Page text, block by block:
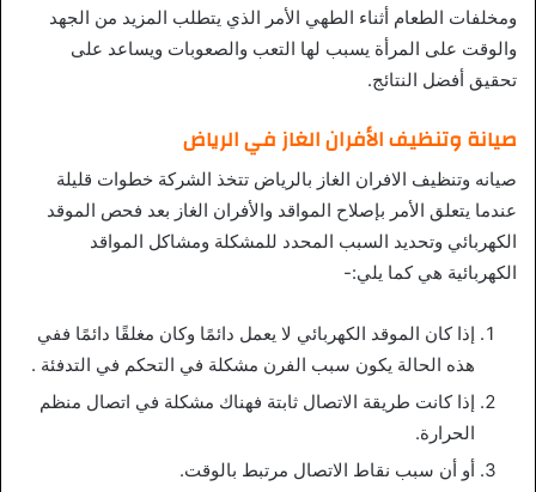
ومخلفات الطعام أثناء الطهي الأمر الذي يتطلب المزيد من الجهد
والوقت على المرأة يسبب لها التعب والصعوبات ويساعد على
تحقيق أفضل النتائج.
صيانة وتنظيف الأفران الغاز في الرياض
صيانه وتنظيف الافران الغاز بالرياض تتخذ الشركة خطوات قليلة
عندما يتعلق الأمر بإصلاح المواقد والأفران الغاز بعد فحص الموقد
الكهربائي وتحديد السبب المحدد للمشكلة ومشاكل المواقد
الكهربائية هي كما يلي:-
إذا كان الموقد الكهربائي لا يعمل دائمًا وكان مغلقًا دائمًا ففي
هذه الحالة يكون سبب الفرن مشكلة في التحكم في التدفئة .
إذا كانت طريقة الاتصال ثابتة فهناك مشكلة في اتصال منظم
الحرارة.
أو أن سبب نقاط الاتصال مرتبط بالوقت.